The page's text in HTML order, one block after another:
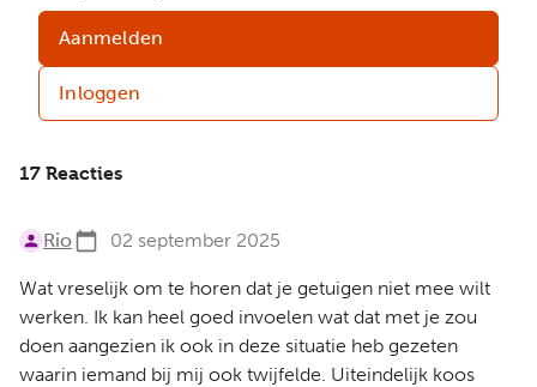
Aanmelden
Inloggen
17 Reacties
Rio 02 september 2025
Wat vreselijk om te horen dat je getuigen niet mee wilt
werken. Ik kan heel goed invoelen wat dat met je zou
doen aangezien ik ook in deze situatie heb gezeten
waarin iemand bij mij ook twijfelde. Uiteindelijk koos